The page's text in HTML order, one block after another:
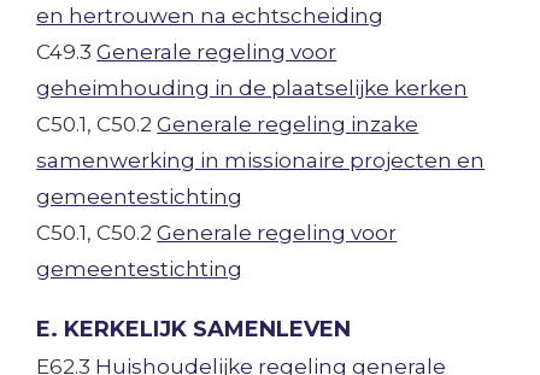
en hertrouwen na echtscheiding
C49.3Generale regeling voor
geheimhouding in de plaatselijke kerken
C50.1, C50.2Generale regeling inzake
samenwerking in missionaire projecten en
gemeentestichting
C50.1, C50.2Generale regeling voor
gemeentestichting
E. KERKELIJK SAMENLEVEN
E62.3 Huishoudelijke regeling generale